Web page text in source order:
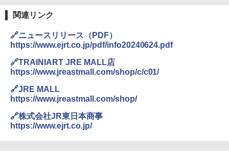
地球の歩き方 スター・ウォーズ
A26 地球の歩き方 チェコ ポーランド スロヴ
ENDLESS BASE 《めざましテレビで紹介》
テント ワンタッチ RENEW 幅200 2-3人用 43
500002(88859)
￥5,999
[キャンパーズコレクション 山善] 傘みたいに
ーティング フルクローズ メッシュ 3-4人用
簡単設置 ポップアップテント エクルベージ
秒）射程5～10m 安全ロック搭載 携帯収納袋
付き ヒグマ・イノシシ対策 自治体・教育機
関の購入実績 登山・キャンプ・アウトドア・
防災用品 長期保存可能 緊急時用 日本国内発
送
BUNDOK(バンドック)ソロ ドーム 1 EX BDK
-08EX カーキ ソロキャンプ ポリエステル フ
関連リンク
🔗ニュースリリース（PDF）
https://www.ejrt.co.jp/pdf/info20240624.pdf
🔗TRAINIART JRE MALL店
https://www.jreastmall.com/shop/c/c01/
🔗JRE MALL
https://www.jreastmall.com/shop/
🔗株式会社JR東日本商事
https://www.ejrt.co.jp/